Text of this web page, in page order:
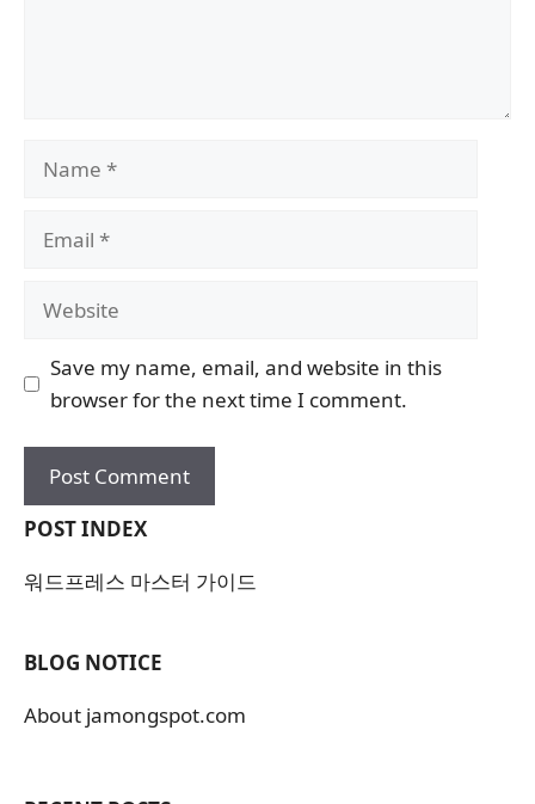
Save my name, email, and website in this
browser for the next time I comment.
POST INDEX
워드프레스 마스터 가이드
BLOG NOTICE
About jamongspot.com